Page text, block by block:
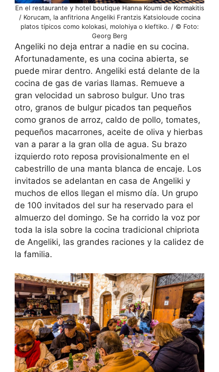
En el restaurante y hotel boutique Hanna Koumi de Kormakitis
/ Korucam, la anfitriona Angeliki Frantzis Katsioloude cocina
platos típicos como kolokasi, molohiya o kleftiko. / © Foto:
Georg Berg
Angeliki no deja entrar a nadie en su cocina.
Afortunadamente, es una cocina abierta, se
puede mirar dentro. Angeliki está delante de la
cocina de gas de varias llamas. Remueve a
gran velocidad un sabroso bulgur. Uno tras
otro, granos de bulgur picados tan pequeños
como granos de arroz, caldo de pollo, tomates,
pequeños macarrones, aceite de oliva y hierbas
van a parar a la gran olla de agua. Su brazo
izquierdo roto reposa provisionalmente en el
cabestrillo de una manta blanca de encaje. Los
invitados se adelantan en casa de Angeliki y
muchos de ellos llegan el mismo día. Un grupo
de 100 invitados del sur ha reservado para el
almuerzo del domingo. Se ha corrido la voz por
toda la isla sobre la cocina tradicional chipriota
de Angeliki, las grandes raciones y la calidez de
la familia.